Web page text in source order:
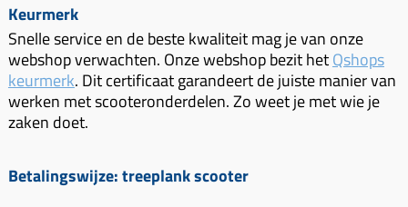
Keurmerk
Snelle service en de beste kwaliteit mag je van onze
webshop verwachten. Onze webshop bezit hetQshops
keurmerk. Dit certificaat garandeert de juiste manier van
werken met scooteronderdelen. Zo weet je met wie je
zaken doet.
Betalingswijze: treeplank scooter